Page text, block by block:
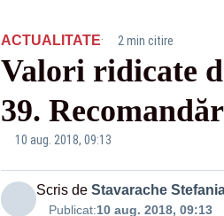
ACTUALITATE· 2 min citire
Valori ridicate
39.
10 aug. 2018, 09:13
Scris de Stavarache
Publicat:10 aug. 2018, 09:13